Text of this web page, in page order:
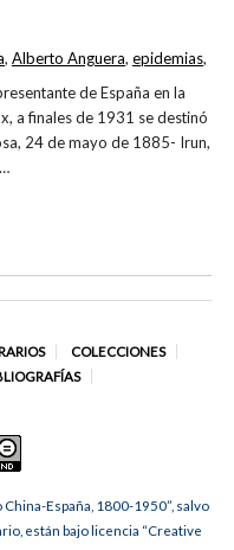
de España en la
a finales de 1931 se destinó
24 de mayo de 1885- Irun,
, Alberto Anguera, epidemias,
COLECCIONES
España, 1800-1950”, salvo
están bajo licencia “Creative